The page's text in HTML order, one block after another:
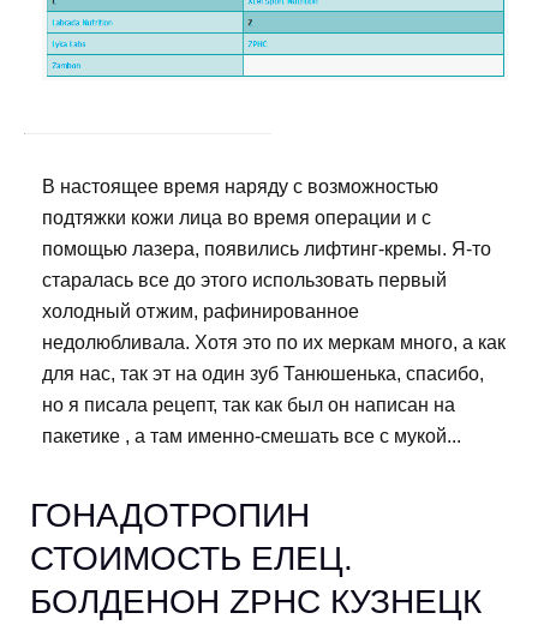
В настоящее время наряду с возможностью
подтяжки кожи лица во время операции и с
помощью лазера, появились лифтинг-кремы. Я-то
старалась все до этого использовать первый
холодный отжим, рафинированное
недолюбливала. Хотя это по их меркам много, а как
для нас, так эт на один зуб Танюшенька, спасибо,
но я писала рецепт, так как был он написан на
пакетике , а там именно-смешать все с мукой...
ГОНАДОТРОПИН
СТОИМОСТЬ ЕЛЕЦ.
БОЛДЕНОН ZPHC КУЗНЕЦК